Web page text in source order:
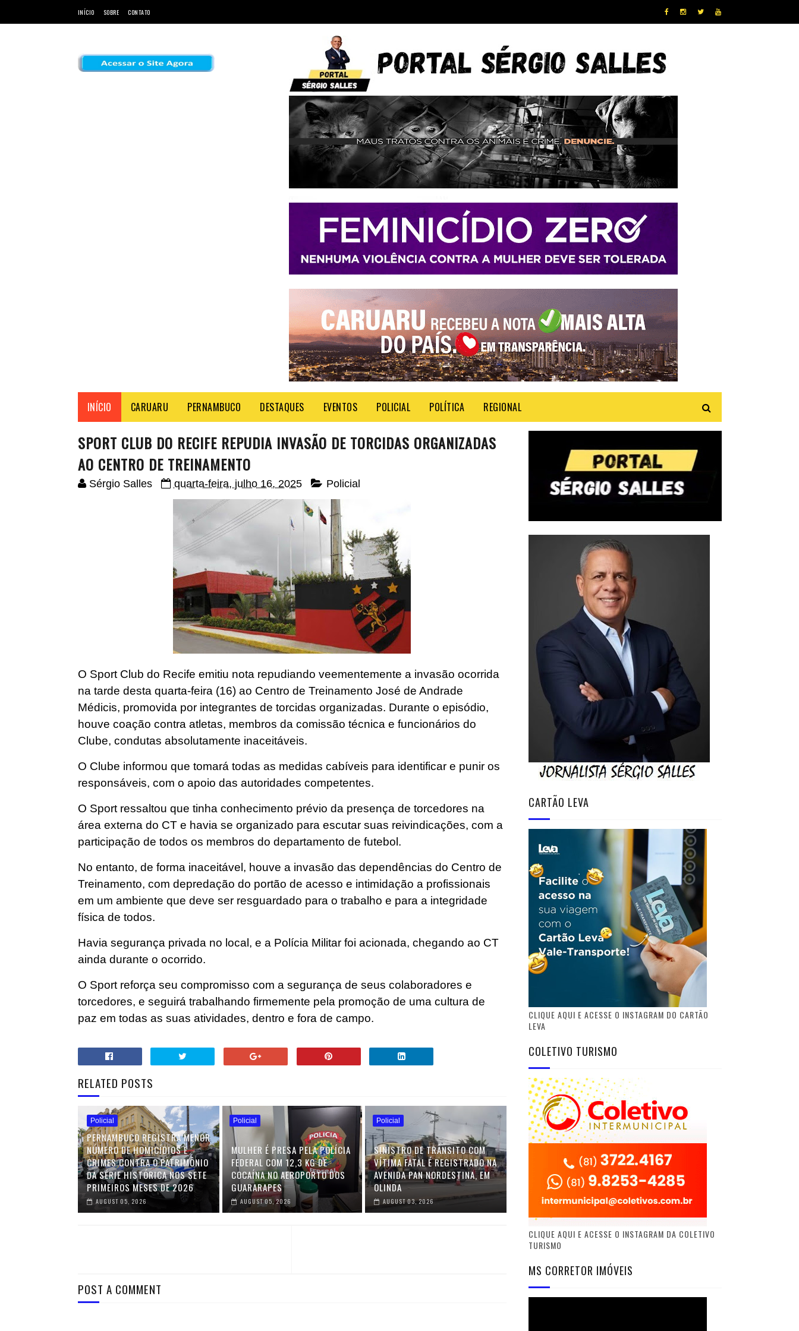
INÍCIO SOBRE CONTATO
INÍCIO CARUARU PERNAMBUCO DESTAQUES EVENTOS POLICIAL POLÍTICA REGIONAL
SPORT CLUB DO RECIFE REPUDIA INVASÃO DE TORCIDAS ORGANIZADAS
AO CENTRO DE TREINAMENTO
Sérgio Salles quarta-feira, julho 16, 2025 Policial
O Sport Club do Recife emitiu nota repudiando veementemente a invasão ocorrida
na tarde desta quarta-feira (16) ao Centro de Treinamento José de Andrade
Médicis, promovida por integrantes de torcidas organizadas. Durante o episódio,
houve coação contra atletas, membros da comissão técnica e funcionários do
Clube, condutas absolutamente inaceitáveis.
O Clube informou que tomará todas as medidas cabíveis para identificar e punir os
responsáveis, com o apoio das autoridades competentes.
O Sport ressaltou que tinha conhecimento prévio da presença de torcedores na
área externa do CT e havia se organizado para escutar suas reivindicações, com a
participação de todos os membros do departamento de futebol.
No entanto, de forma inaceitável, houve a invasão das dependências do Centro de
Treinamento, com depredação do portão de acesso e intimidação a profissionais
em um ambiente que deve ser resguardado para o trabalho e para a integridade
física de todos.
Havia segurança privada no local, e a Polícia Militar foi acionada, chegando ao CT
ainda durante o ocorrido.
O Sport reforça seu compromisso com a segurança de seus colaboradores e
torcedores, e seguirá trabalhando firmemente pela promoção de uma cultura de
paz em todas as suas atividades, dentro e fora de campo.
RELATED POSTS
Policial
PERNAMBUCO REGISTRA MENOR
NÚMERO DE HOMICÍDIOS E
CRIMES CONTRA O PATRIMÔNIO
DA SÉRIE HISTÓRICA NOS SETE
PRIMEIROS MESES DE 2026
AUGUST 05, 2026
Policial
MULHER É PRESA PELA POLÍCIA
FEDERAL COM 12,3 KG DE
COCAÍNA NO AEROPORTO DOS
GUARARAPES
AUGUST 05, 2026
Policial
SINISTRO DE TRÂNSITO COM
VÍTIMA FATAL É REGISTRADO NA
AVENIDA PAN NORDESTINA, EM
OLINDA
AUGUST 03, 2026
POST A COMMENT
CARTÃO LEVA
CLIQUE AQUI E ACESSE O INSTAGRAM DO CARTÃO
LEVA
COLETIVO TURISMO
CLIQUE AQUI E ACESSE O INSTAGRAM DA COLETIVO
TURISMO
MS CORRETOR IMÓVEIS